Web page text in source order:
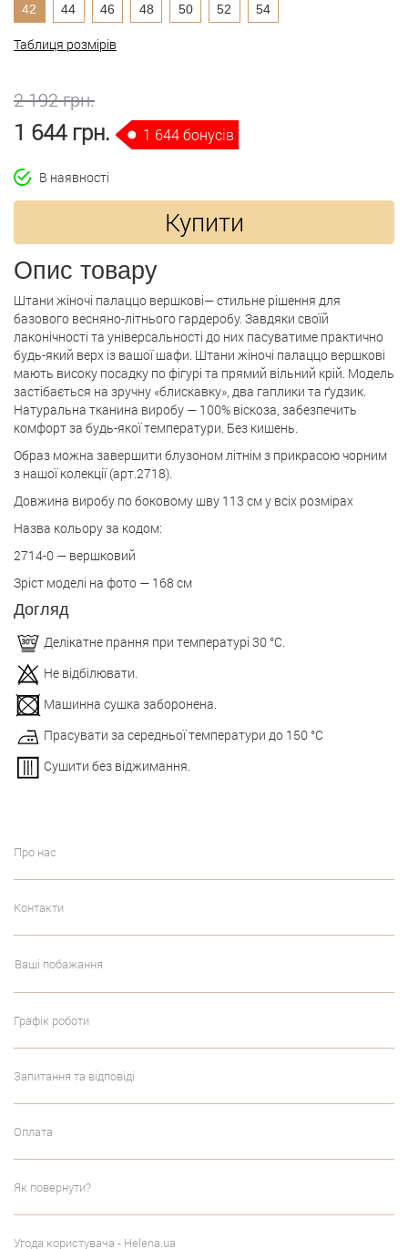
42 44 46 48 50 52 54
Таблиця розмірів
2 192 грн.
1 644 грн. 1 644 бонусів
В наявності
Купити
Опис товару
Штани жіночі палаццо вершкові— стильне рішення для
базового весняно-літнього гардеробу. Завдяки своїй
лаконічності та універсальності до них пасуватиме практично
будь-який верх із вашої шафи. Штани жіночі палаццо вершкові
мають високу посадку по фігурі та прямий вільний крій. Модель
застібається на зручну «блискавку», два гаплики та ґудзик.
Натуральна тканина виробу — 100% віскоза, забезпечить
комфорт за будь-якої температури. Без кишень.
Образ можна завершити блузоном літнім з прикрасою чорним
з нашої колекції (арт.2718).
Довжина виробу по боковому шву 113 см у всіх розмірах
Назва кольору за кодом:
2714-0 — вершковий
Зріст моделі на фото — 168 см
Догляд
Делікатне прання при температурі 30 °С.
Не відбілювати.
Машинна сушка заборонена.
Прасувати за середньої температури до 150 °С
Сушити без віджимання.
Про нас
Контакти
Ваші побажання
Графік роботи
Запитання та відповіді
Оплата
Як повернути?
Угода користувача - Helena.ua